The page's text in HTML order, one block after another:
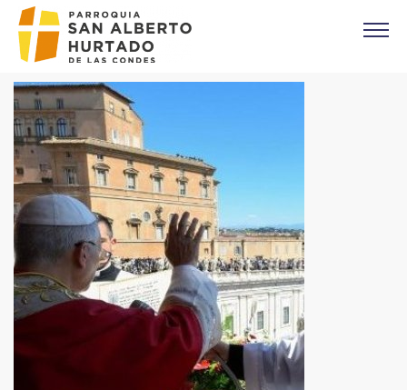
Click acá para ir directamente al contenido
CONTACTO
MISAS
OFICINA PARROQUIAL
EVANGELIO DEL DIA
PREVENCIÓN DE ABUSOS
Parroquia Padre Alberto Hurtado
CAMPAÑA 1%
DONACIONES
CORONAS DE CARIDAD